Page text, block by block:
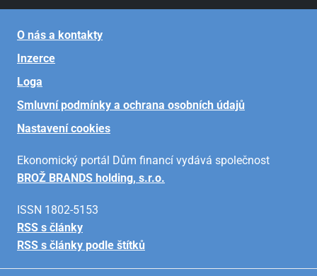
O nás a kontakty
Inzerce
Loga
Smluvní podmínky a ochrana osobních údajů
Nastavení cookies
Ekonomický portál Dům financí vydává společnost
BROŽ BRANDS holding, s.r.o.
ISSN 1802-5153
RSS s články
RSS s články podle štítků